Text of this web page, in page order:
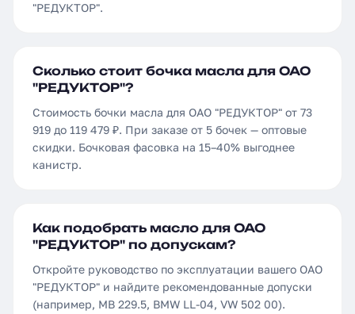
"РЕДУКТОР".
Сколько стоит бочка масла для ОАО
"РЕДУКТОР"?
Стоимость бочки масла для ОАО "РЕДУКТОР" от 73
919 до 119 479 ₽. При заказе от 5 бочек — оптовые
скидки. Бочковая фасовка на 15–40% выгоднее
канистр.
Как подобрать масло для ОАО
"РЕДУКТОР" по допускам?
Откройте руководство по эксплуатации вашего ОАО
"РЕДУКТОР" и найдите рекомендованные допуски
(например, MB 229.5, BMW LL-04, VW 502 00).